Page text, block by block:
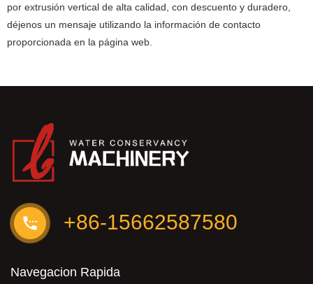
por extrusión vertical de alta calidad, con descuento y duradero,
déjenos un mensaje utilizando la información de contacto
proporcionada en la página web.
+86-15662587580
Navegacion Rapida